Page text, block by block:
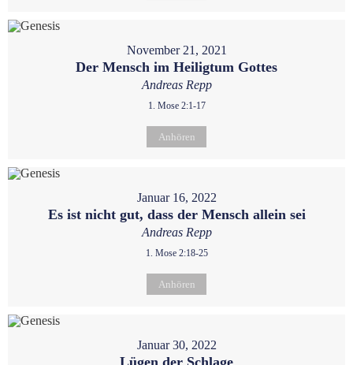
November 21, 2021
Der Mensch im Heiligtum Gottes
Andreas Repp
1. Mose 2:1-17
Anhören
Januar 16, 2022
Es ist nicht gut, dass der Mensch allein sei
Andreas Repp
1. Mose 2:18-25
Anhören
Januar 30, 2022
Lügen der Schlage